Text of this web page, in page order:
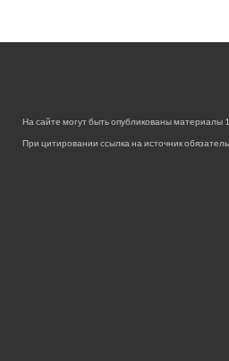
На сайте могут быть опубликованы материалы
При цитировании ссылка на источник